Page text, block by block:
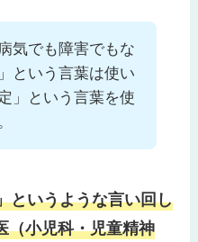
気でも障害でもな
という言葉は使い
」という言葉を使
というような言い回し
（小児科・児童精神